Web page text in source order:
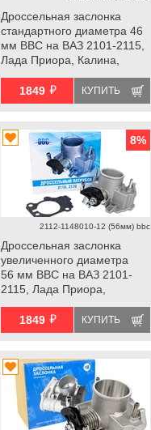
Дроссельная заслонка
стандартного диаметра 46
мм ВВС на ВАЗ 2101-2115,
Лада Приора, Калина,
1849 й КУПИТЬ
8%
2112-1148010-12 (56мм) bbc
Дроссельная заслонка
увеличенного диаметра
56 мм ВВС на ВАЗ 2101-
2115, Лада Приора,
1849 й КУПИТЬ